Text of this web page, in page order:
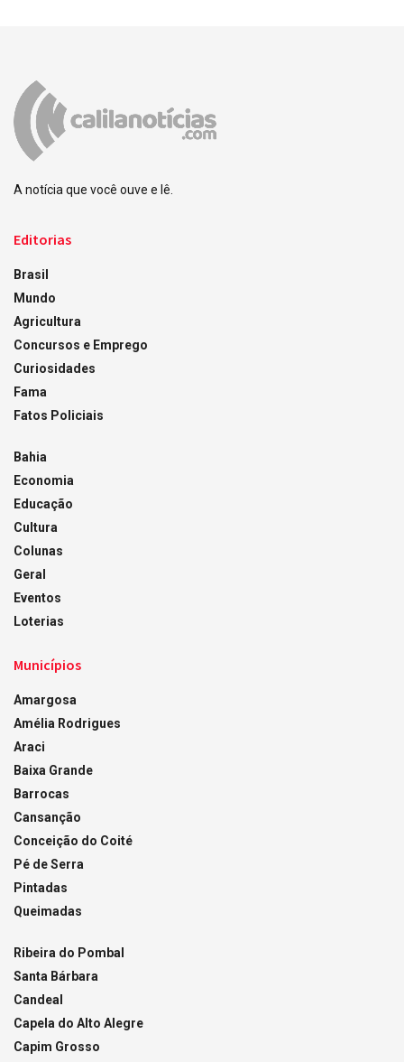
A notícia que você ouve e lê.
Editorias
Brasil
Mundo
Agricultura
Concursos e Emprego
Curiosidades
Fama
Fatos Policiais
Bahia
Economia
Educação
Cultura
Colunas
Geral
Eventos
Loterias
Municípios
Amargosa
Amélia Rodrigues
Araci
Baixa Grande
Barrocas
Cansanção
Conceição do Coité
Pé de Serra
Pintadas
Queimadas
Ribeira do Pombal
Santa Bárbara
Candeal
Capela do Alto Alegre
Capim Grosso